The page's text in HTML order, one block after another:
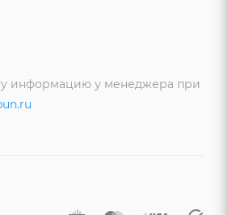
информацию у менеджера при